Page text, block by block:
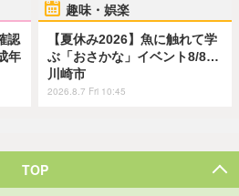
認
年
趣味・娯楽
【夏休み2026】魚に触れて学
ぶ「おさかな」イベント8/8…
川崎市
2026.8.7 Fri 10:45
TOP